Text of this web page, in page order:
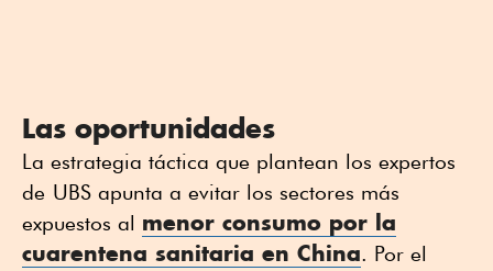
Las oportunidades
La estrategia táctica que plantean los expertos
de UBS apunta a evitar los sectores más
expuestos al menor consumo por la
cuarentena sanitaria en China. Por el